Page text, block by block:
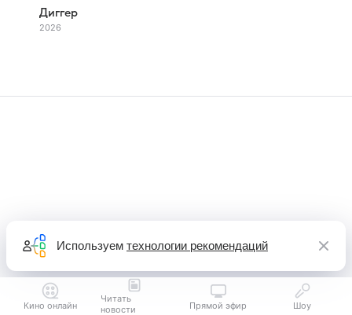
Диггер
2026
Кино онлайн
Читать
новости
Прямой эфир Шоу
Используем технологии рекомендаций